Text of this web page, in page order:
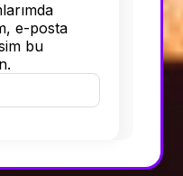
e-posta
bu